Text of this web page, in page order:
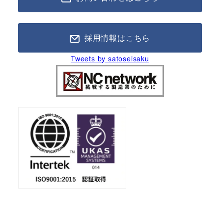
採用情報はこちら
Tweets by satoseisaku